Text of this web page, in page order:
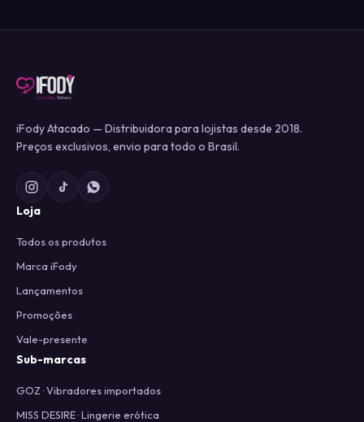
iFody Atacado — Distribuidora para lojistas desde 2018.
Preços exclusivos, envio para todo o Brasil.
Loja
Todos os produtos
Marca iFody
Lançamentos
Promoções
Vale-presente
Sub-marcas
GOZ · Vibradores importados
MISS DESIRE · Lingerie erótica